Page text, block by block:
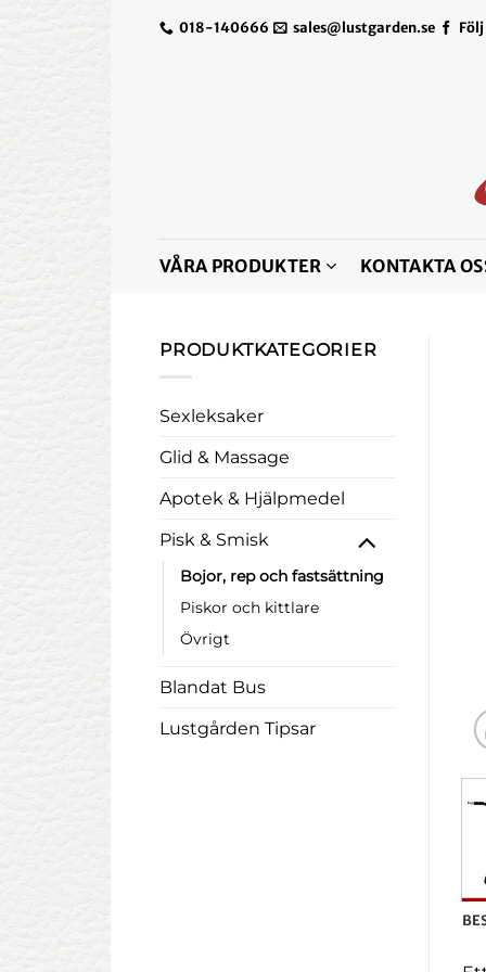
018-140666 sales@lustgarden.se Följ
VÅRA PRODUKTER KONTAKTA
PRODUKTKATEGORIER
Sexleksaker
Glid & Massage
Apotek & Hjälpmedel
Pisk & Smisk
Bojor, rep och fastsättning
Piskor och kittlare
Övrigt
Blandat Bus
Lustgården Tipsar